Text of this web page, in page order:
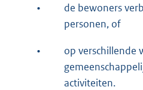
•
de bewoners
personen, of
•
op verschillende
activiteiten.